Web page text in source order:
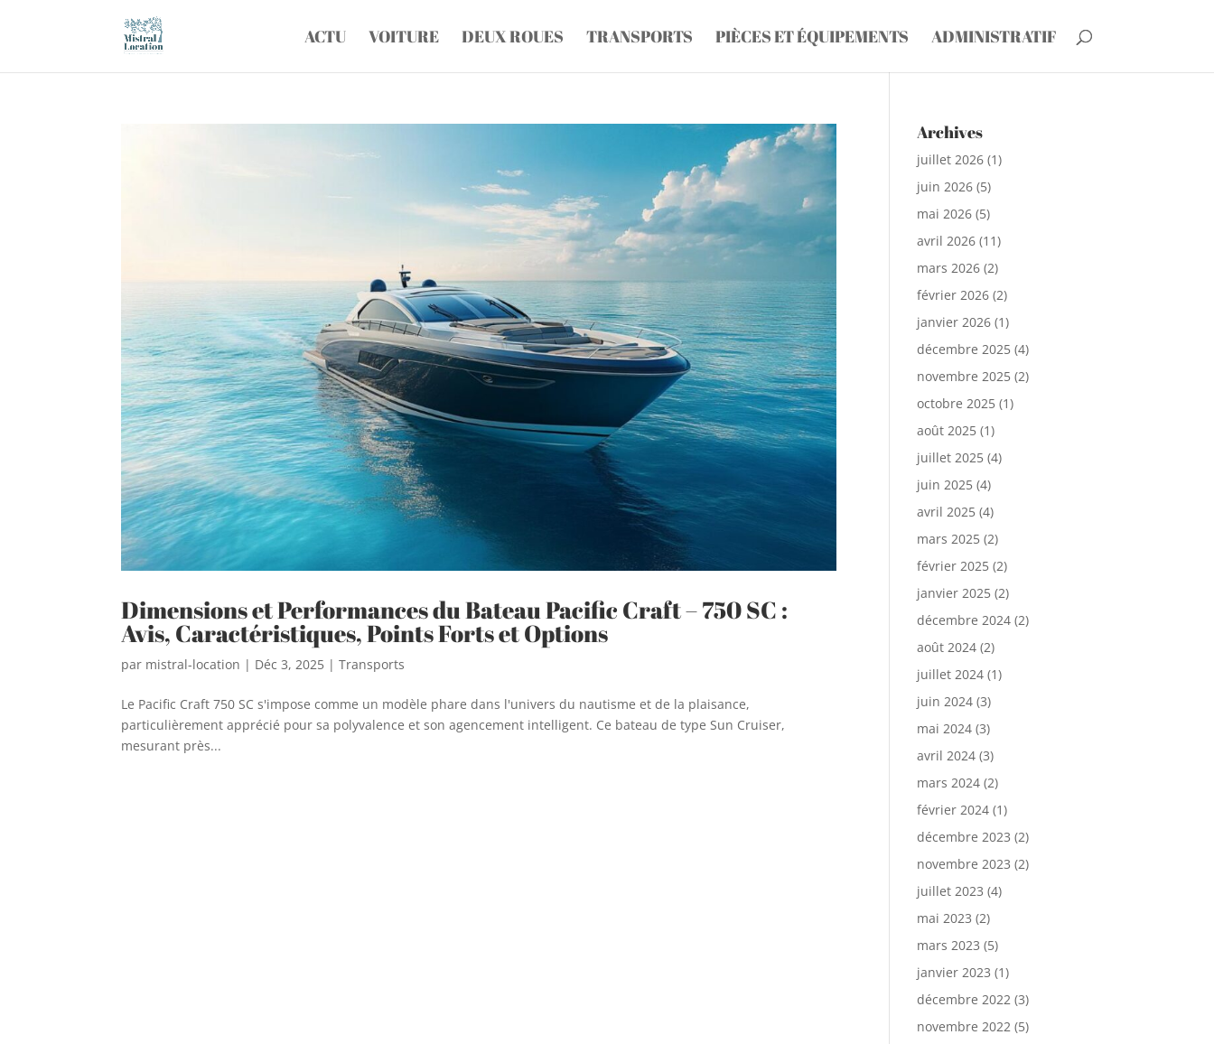
ACTU VOITURE DEUX ROUES TRANSPORTS PIÈCES ET ÉQUIPEMENTS ADMINISTRATIF
Dimensions et Performances du Bateau Pacific Craft – 750 SC :
Avis, Caractéristiques, Points Forts et Options
par mistral-location | Déc 3, 2025 |Transports
Le Pacific Craft 750 SC s'impose comme un modèle phare dans l'univers du nautisme et de la plaisance,
particulièrement apprécié pour sa polyvalence et son agencement intelligent. Ce bateau de type Sun Cruiser,
mesurant près...
Archives
juillet 2026 (1)
juin 2026 (5)
mai 2026 (5)
avril 2026 (11)
mars 2026 (2)
février 2026 (2)
janvier 2026 (1)
décembre 2025 (4)
novembre 2025 (2)
octobre 2025 (1)
août 2025 (1)
juillet 2025 (4)
juin 2025 (4)
avril 2025 (4)
mars 2025 (2)
février 2025 (2)
janvier 2025 (2)
décembre 2024 (2)
août 2024 (2)
juillet 2024 (1)
juin 2024 (3)
mai 2024 (3)
avril 2024 (3)
mars 2024 (2)
février 2024 (1)
décembre 2023 (2)
novembre 2023 (2)
juillet 2023 (4)
mai 2023 (2)
mars 2023 (5)
janvier 2023 (1)
décembre 2022 (3)
novembre 2022 (5)